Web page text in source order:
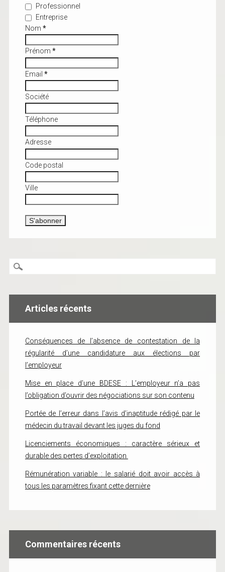
Professionnel
Entreprise
Nom *
Prénom *
Email *
Société
Téléphone
Adresse
Code postal
Ville
Articles récents
Conséquences de l’absence de contestation de la
régularité d’une candidature aux élections par
l’employeur
Mise en place d’une BDESE : L’employeur n’a pas
l’obligation d’ouvrir des négociations sur son contenu
Portée de l’erreur dans l’avis d’inaptitude rédigé par le
médecin du travail devant les juges du fond
Licenciements économiques : caractère sérieux et
durable des pertes d’exploitation
Rémunération variable : le salarié doit avoir accès à
tous les paramètres fixant cette dernière
Commentaires récents